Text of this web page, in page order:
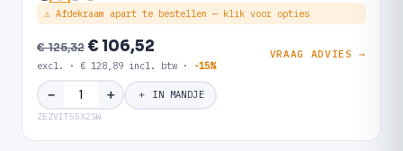
⚠ Afdekraam apart te bestellen — klik voor opties
€ 125,32€ 106,52
excl. · € 128,89 incl. btw · -15%
VRAAG ADVIES →
− ＋ ＋ IN MANDJE
ZEZVIT55X2SW